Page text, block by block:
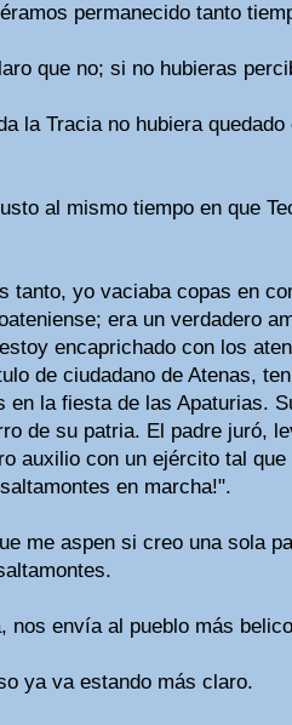
permanecido tanto
que no; si no hubieras
la Tracia no hubiera
al mismo tiempo en que
tanto, yo vaciaba copas en
era un verdadero
encaprichado con los
de ciudadano de Atenas,
en la fiesta de las Apaturias.
de su patria. El padre juró,
auxilio con un ejército tal
en marcha!".
me aspen si creo una sola
nos envía al pueblo más
ya va estando más claro.